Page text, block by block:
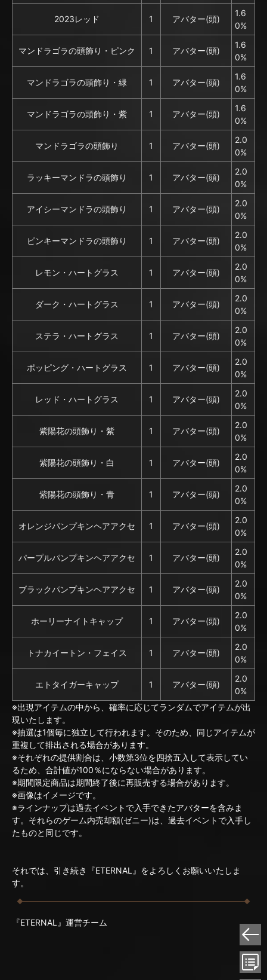
2023レッド 1 アバター(頭)
1.6
0%
マンドラゴラの頭飾り・ピンク 1 アバター(頭)
1.6
0%
マンドラゴラの頭飾り・緑 1 アバター(頭)
1.6
0%
マンドラゴラの頭飾り・紫 1 アバター(頭)
1.6
0%
マンドラゴラの頭飾り 1 アバター(頭)
2.0
0%
ラッキーマンドラの頭飾り 1 アバター(頭)
2.0
0%
アイシーマンドラの頭飾り 1 アバター(頭)
2.0
0%
ピンキーマンドラの頭飾り 1 アバター(頭)
2.0
0%
レモン・ハートグラス 1 アバター(頭)
2.0
0%
ダーク・ハートグラス 1 アバター(頭)
2.0
0%
ステラ・ハートグラス 1 アバター(頭)
2.0
0%
ポッピング・ハートグラス 1 アバター(頭)
2.0
0%
レッド・ハートグラス 1 アバター(頭)
2.0
0%
紫陽花の頭飾り・紫 1 アバター(頭)
2.0
0%
紫陽花の頭飾り・白 1 アバター(頭)
2.0
0%
紫陽花の頭飾り・青 1 アバター(頭)
2.0
0%
オレンジパンプキンヘアアクセ 1 アバター(頭)
2.0
0%
パープルパンプキンヘアアクセ 1 アバター(頭)
2.0
0%
ブラックパンプキンヘアアクセ 1 アバター(頭)
2.0
0%
ホーリーナイトキャップ 1 アバター(頭)
2.0
0%
トナカイートン・フェイス 1 アバター(頭)
2.0
0%
エトタイガーキャップ 1 アバター(頭)
2.0
0%
※出現アイテムの中から、確率に応じてランダムでアイテムが出
現いたします。
※抽選は1個毎に独立して行われます。そのため、同じアイテムが
重複して排出される場合があります。
※それぞれの提供割合は、小数第3位を四捨五入して表示してい
るため、合計値が100％にならない場合があります。
※期間限定商品は期間終了後に再販売する場合があります。
※画像はイメージです。
※ラインナップは過去イベントで入手できたアバターを含みま
す。それらのゲーム内売却額(ゼニー)は、過去イベントで入手し
たものと同じです。
それでは、引き続き『ETERNAL』をよろしくお願いいたしま
す。
『ETERNAL』運営チーム